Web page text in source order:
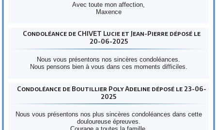
Avec toute mon affection,
Maxence
Condoléance de CHIVET Lucie et Jean-Pierre déposé le
20-06-2025
Nous vous présentons nos sincères condoléances.
Nous pensons bien à vous dans ces moments difficiles.
Condoléance de Boutillier Poly Adeline déposé le 23-06-
2025
Nous vous présentons nos plus sincères condoléances dans cette
douloureuse épreuves.